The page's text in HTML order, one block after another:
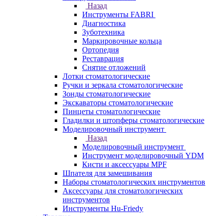
Назад
Инструменты FABRI
Диагностика
Зуботехника
Маркировочные кольца
Ортопедия
Реставрация
Снятие отложений
Лотки стоматологические
Ручки и зеркала стоматологические
Зонды стоматологические
Экскаваторы стоматологические
Пинцеты стоматологические
Гладилки и штопферы стоматологические
Моделировочный инструмент
Назад
Моделировочный инструмент
Инструмент моделировочный YDM
Кисти и аксессуары MPF
Шпателя для замешивания
Наборы стоматологических инструментов
Аксессуары для стоматологических
инструментов
Инструменты Hu-Friedy